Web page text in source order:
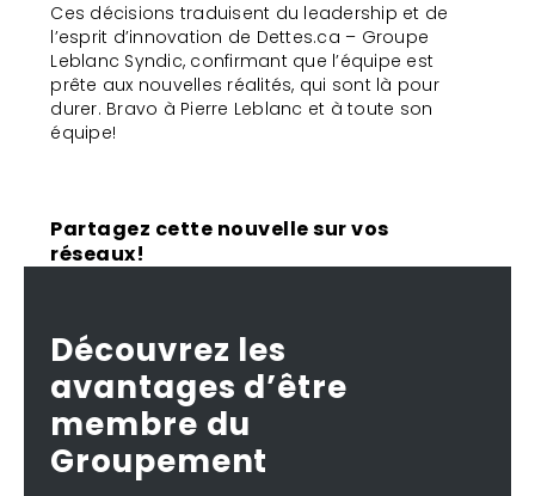
Ces décisions traduisent du leadership et de
l’esprit d’innovation de Dettes.ca – Groupe
Leblanc Syndic, confirmant que l’équipe est
prête aux nouvelles réalités, qui sont là pour
durer. Bravo à Pierre Leblanc et à toute son
équipe!
Partagez cette nouvelle sur vos
réseaux!
Découvrez les
avantages d’être
membre du
Groupement